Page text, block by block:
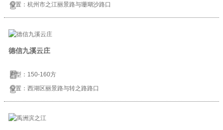
位置：杭州市之江丽景路与珊瑚沙路口
德信九溪云庄
户型：150-160方
位置：西湖区丽景路与转之路路口